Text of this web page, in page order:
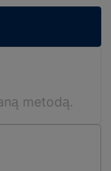
metodą.